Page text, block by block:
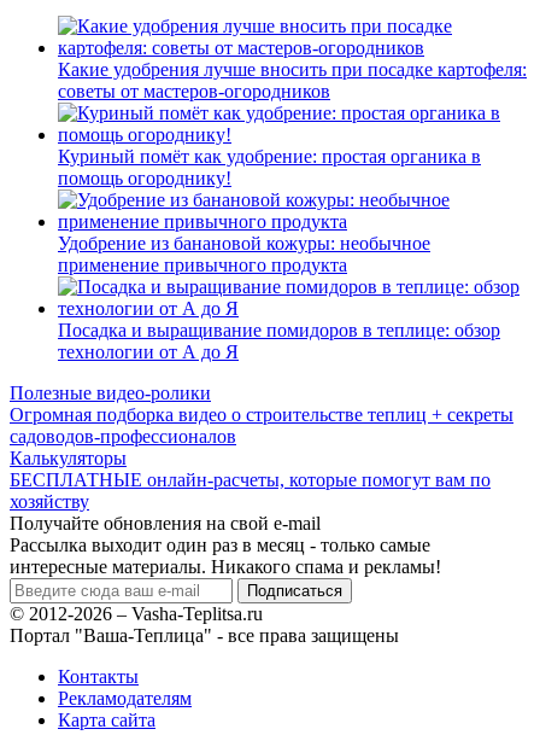
Какие удобрения лучше вносить при посадке картофеля:
советы от мастеров-огородников
Куриный помёт как удобрение: простая органика в
помощь огороднику!
Удобрение из банановой кожуры: необычное
применение привычного продукта
Посадка и выращивание помидоров в теплице: обзор
технологии от А до Я
Полезные видео-ролики
Огромная подборка видео о строительстве теплиц + секреты
садоводов-профессионалов
Калькуляторы
БЕСПЛАТНЫЕ онлайн-расчеты, которые помогут вам по
хозяйству
Получайте обновления на свой e-mail
Рассылка выходит один раз в месяц - только самые
интересные материалы. Никакого спама и рекламы!
© 2012-2026 – Vasha-Teplitsa.ru
Портал "Ваша-Теплица" - все права защищены
Контакты
Рекламодателям
Карта сайта